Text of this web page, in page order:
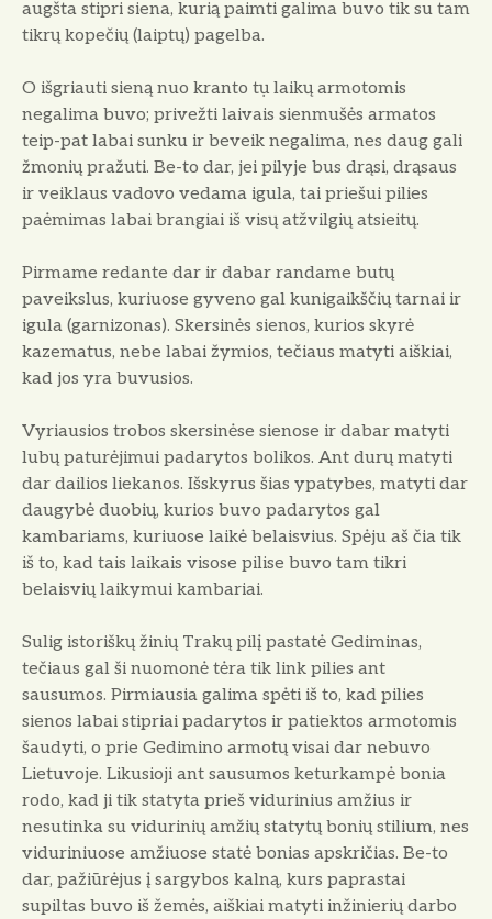
augšta stipri siena, kurią paimti galima buvo tik su tam
tikrų kopečių (laiptų) pagelba.
O išgriauti sieną nuo kranto tụ laikų armotomis
negalima buvo; privežti laivais sienmušės armatos
teip-pat labai sunku ir beveik negalima, nes daug gali
žmonių pražuti. Be-to dar, jei pilyje bus drąsi, drąsaus
ir veiklaus vadovo vedama igula, tai priešui pilies
paėmimas labai brangiai iš visų atžvilgių atsieitų.
Pirmame redante dar ir dabar randame butų
paveikslus, kuriuose gyveno gal kunigaikščių tarnai ir
igula (garnizonas). Skersinės sienos, kurios skyrė
kazematus, nebe labai žymios, tečiaus matyti aiškiai,
kad jos yra buvusios.
Vyriausios trobos skersinėse sienose ir dabar matyti
lubų paturėjimui padarytos bolikos. Ant durų matyti
dar dailios liekanos. Išskyrus šias ypatybes, matyti dar
daugybė duobių, kurios buvo padarytos gal
kambariams, kuriuose laikė belaisvius. Spėju aš čia tik
iš to, kad tais laikais visose pilise buvo tam tikri
belaisvių laikymui kambariai.
Sulig istoriškų žinių Trakų pilį pastatė Gediminas,
tečiaus gal ši nuomonė tėra tik link pilies ant
sausumos. Pirmiausia galima spėti iš to, kad pilies
sienos labai stipriai padarytos ir patiektos armotomis
šaudyti, o prie Gedimino armotų visai dar nebuvo
Lietuvoje. Likusioji ant sausumos keturkampė bonia
rodo, kad ji tik statyta prieš vidurinius amžius ir
nesutinka su vidurinių amžių statytų bonių stilium, nes
viduriniuose amžiuose statė bonias apskričias. Be-to
dar, pažiūrėjus į sargybos kalną, kurs paprastai
supiltas buvo iš žemės, aiškiai matyti inžinierių darbo